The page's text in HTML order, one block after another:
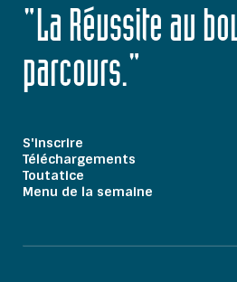
"La Réussite au
parcours."
S'inscrire
Téléchargements
Toutatice
Menu de la semaine